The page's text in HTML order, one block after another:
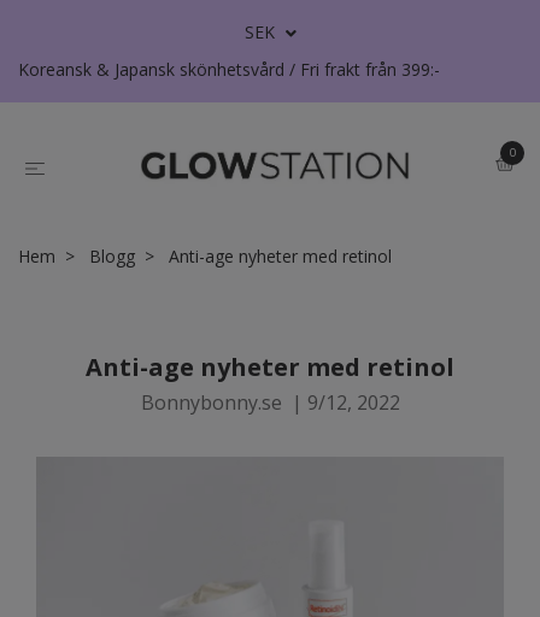
SEK
Koreansk & Japansk skönhetsvård / Fri frakt från 399:-
0
Hem Blogg Anti-age nyheter med retinol
Anti-age nyheter med retinol
Bonnybonny.se | 9/12, 2022